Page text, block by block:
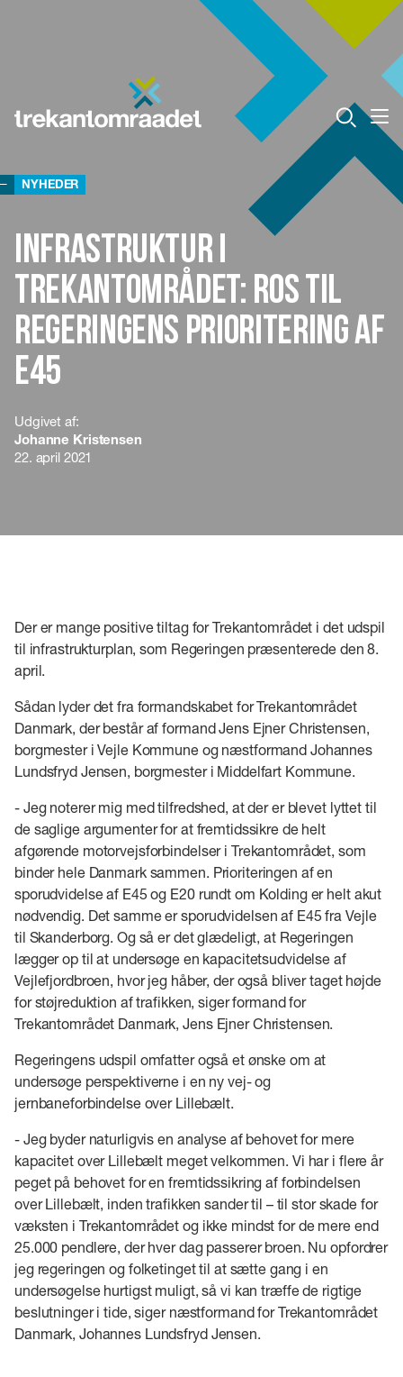
NYHEDER
Infrastruktur i
Trekantområdet: Ros til
Regeringens prioritering af
E45
Udgivet af:
Johanne Kristensen
22. april 2021
Der er mange positive tiltag for Trekantområdet i det udspil
til infrastrukturplan, som Regeringen præsenterede den 8.
april.
Sådan lyder det fra formandskabet for Trekantområdet
Danmark, der består af formand Jens Ejner Christensen,
borgmester i Vejle Kommune og næstformand Johannes
Lundsfryd Jensen, borgmester i Middelfart Kommune.
- Jeg noterer mig med tilfredshed, at der er blevet lyttet til
de saglige argumenter for at fremtidssikre de helt
afgørende motorvejsforbindelser i Trekantområdet, som
binder hele Danmark sammen. Prioriteringen af en
sporudvidelse af E45 og E20 rundt om Kolding er helt akut
nødvendig. Det samme er sporudvidelsen af E45 fra Vejle
til Skanderborg. Og så er det glædeligt, at Regeringen
lægger op til at undersøge en kapacitetsudvidelse af
Vejlefjordbroen, hvor jeg håber, der også bliver taget højde
for støjreduktion af trafikken, siger formand for
Trekantområdet Danmark, Jens Ejner Christensen.
Regeringens udspil omfatter også et ønske om at
undersøge perspektiverne i en ny vej- og
jernbaneforbindelse over Lillebælt.
- Jeg byder naturligvis en analyse af behovet for mere
kapacitet over Lillebælt meget velkommen. Vi har i flere år
peget på behovet for en fremtidssikring af forbindelsen
over Lillebælt, inden trafikken sander til – til stor skade for
væksten i Trekantområdet og ikke mindst for de mere end
25.000 pendlere, der hver dag passerer broen. Nu opfordrer
jeg regeringen og folketinget til at sætte gang i en
undersøgelse hurtigst muligt, så vi kan træffe de rigtige
beslutninger i tide, siger næstformand for Trekantområdet
Danmark, Johannes Lundsfryd Jensen.